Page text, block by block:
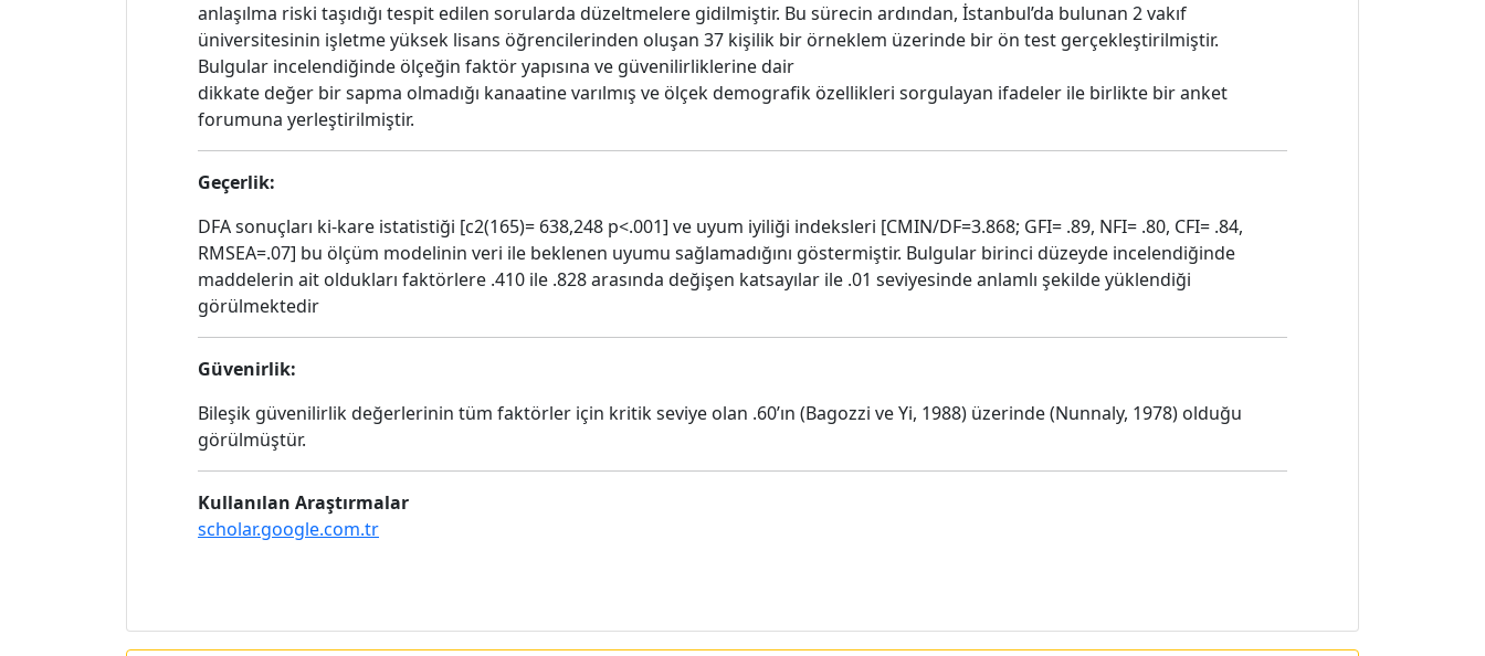
anlaşılma riski taşıdığı tespit edilen sorularda düzeltmelere gidilmiştir. Bu sürecin ardından, İstanbul’da bulunan 2 vakıf
üniversitesinin işletme yüksek lisans öğrencilerinden oluşan 37 kişilik bir örneklem üzerinde bir ön test gerçekleştirilmiştir.
Bulgular incelendiğinde ölçeğin faktör yapısına ve güvenilirliklerine dair
dikkate değer bir sapma olmadığı kanaatine varılmış ve ölçek demografik özellikleri sorgulayan ifadeler ile birlikte bir anket
forumuna yerleştirilmiştir.
Geçerlik:
DFA sonuçları ki-kare istatistiği [c2(165)= 638,248 p<.001] ve uyum iyiliği indeksleri [CMIN/DF=3.868; GFI= .89, NFI= .80, CFI= .84,
RMSEA=.07] bu ölçüm modelinin veri ile beklenen uyumu sağlamadığını göstermiştir. Bulgular birinci düzeyde incelendiğinde
maddelerin ait oldukları faktörlere .410 ile .828 arasında değişen katsayılar ile .01 seviyesinde anlamlı şekilde yüklendiği
görülmektedir
Güvenirlik:
Bileşik güvenilirlik değerlerinin tüm faktörler için kritik seviye olan .60’ın (Bagozzi ve Yi, 1988) üzerinde (Nunnaly, 1978) olduğu
görülmüştür.
Kullanılan Araştırmalar
scholar.google.com.tr